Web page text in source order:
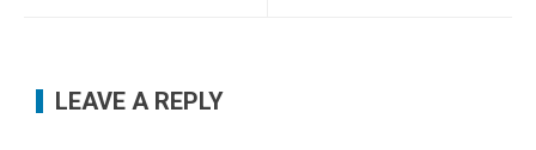
LEAVE A REPLY